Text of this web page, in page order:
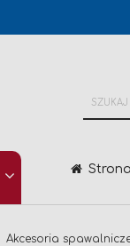
Akcesoria